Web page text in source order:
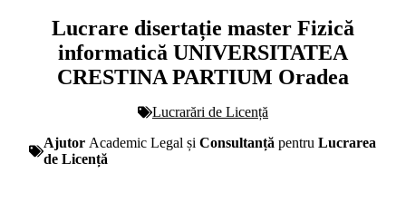
Lucrare disertație master Fizică
informatică UNIVERSITATEA
CRESTINA PARTIUM Oradea
Lucrarări de Licență
Ajutor Academic Legal și Consultanță pentru Lucrarea
de Licență